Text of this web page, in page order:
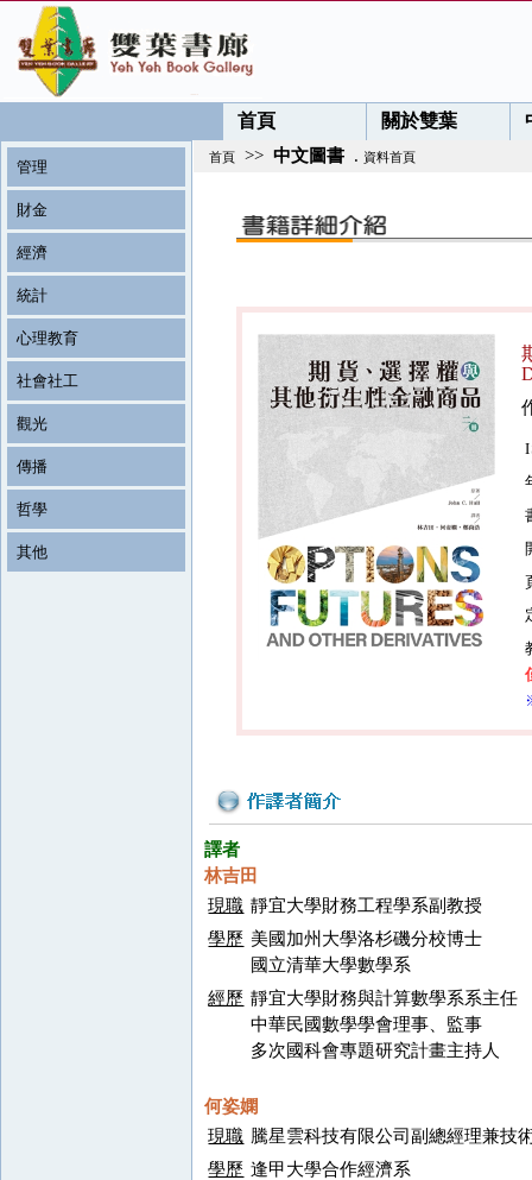
首頁 關於雙葉
管理
財金
經濟
統計
心理教育
社會社工
觀光
傳播
哲學
其他
首頁 >> 中文圖書 . 資料首頁
譯者
林吉田
現職 靜宜大學財務工程學系副教授
學歷 美國加州大學洛杉磯分校博士
國立清華大學數學系
經歷 靜宜大學財務與計算數學系系主任
中華民國數學學會理事、監事
多次國科會專題研究計畫主持人
何姿嫻
現職 騰星雲科技有限公司副總經理兼技
學歷 逢甲大學合作經濟系